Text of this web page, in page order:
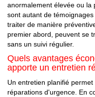
anormalement élevée ou la
sont autant de
traiter de manière
premier abord, peuvent se
sans un suivi régulier.
Quels avantages
apporte un entretien
Un entretien planifié
réparations d'urgence. En